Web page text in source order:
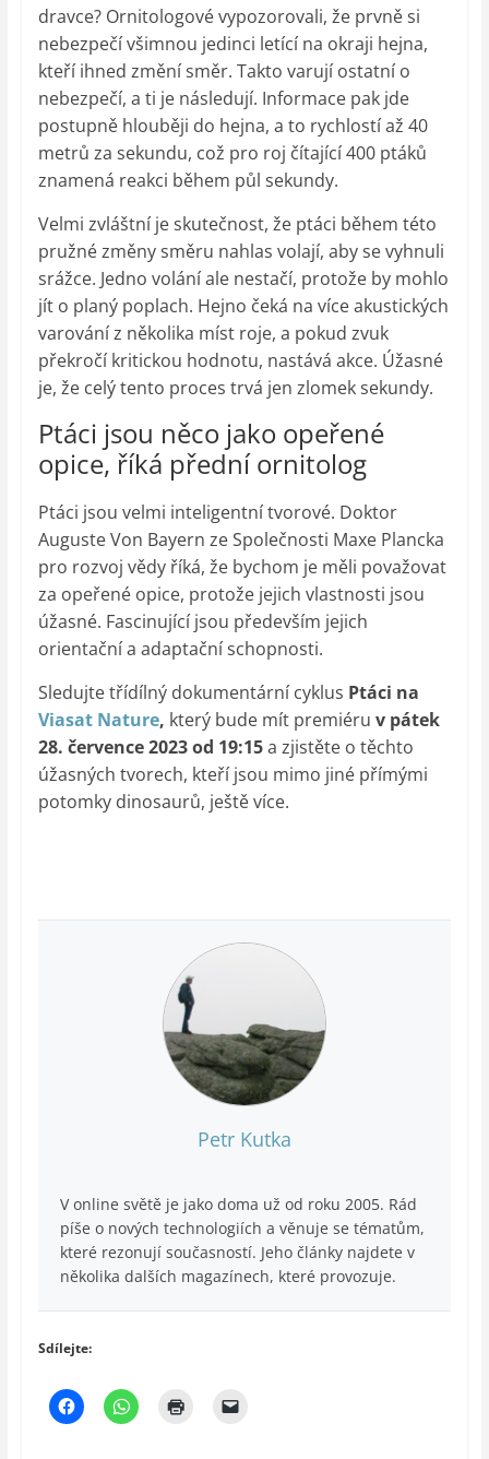
dravce? Ornitologové vypozorovali, že prvně si
nebezpečí všimnou jedinci letící na okraji hejna,
kteří ihned změní směr. Takto varují ostatní o
nebezpečí, a ti je následují. Informace pak jde
postupně hlouběji do hejna, a to rychlostí až 40
metrů za sekundu, což pro roj čítající 400 ptáků
znamená reakci během půl sekundy.
Velmi zvláštní je skutečnost, že ptáci během této
pružné změny směru nahlas volají, aby se vyhnuli
srážce. Jedno volání ale nestačí, protože by mohlo
jít o planý poplach. Hejno čeká na více akustických
varování z několika míst roje, a pokud zvuk
překročí kritickou hodnotu, nastává akce. Úžasné
je, že celý tento proces trvá jen zlomek sekundy.
Ptáci jsou něco jako opeřené
opice, říká přední ornitolog
Ptáci jsou velmi inteligentní tvorové. Doktor
Auguste Von Bayern ze Společnosti Maxe Plancka
pro rozvoj vědy říká, že bychom je měli považovat
za opeřené opice, protože jejich vlastnosti jsou
úžasné. Fascinující jsou především jejich
orientační a adaptační schopnosti.
Sledujte třídílný dokumentární cyklus Ptáci na
Viasat Nature, který bude mít premiéru v pátek
28. července 2023 od 19:15a zjistěte o těchto
úžasných tvorech, kteří jsou mimo jiné přímými
potomky dinosaurů, ještě více.
Petr Kutka
V online světě je jako doma už od roku 2005. Rád
píše o nových technologiích a věnuje se tématům,
které rezonují současností. Jeho články najdete v
několika dalších magazínech, které provozuje.
Sdílejte: